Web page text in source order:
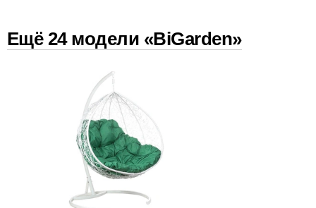
Ещё 24 модели «BiGarden»